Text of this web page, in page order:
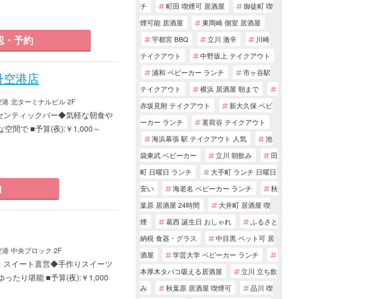
予約
港店
北ターミナルビル 2F
ティックバー◆気軽な朝食や
間で ■予算(夜):￥1,000～
中央ブロック 2F
イート直営◆手作りスイーツ
ったり堪能 ■予算(夜):￥1,000
チ
町田 喫煙可 居酒屋
御徒町 喫
煙可能 居酒屋
東岡崎 個室 居酒屋
宇都宮 BBQ
立川 激辛
川崎
テイクアウト
中野坂上 テイクアウト
浦和 ベビーカー ランチ
市ヶ谷駅
テイクアウト
横浜 居酒屋 朝まで
赤坂見附 テイクアウト
新大久保 ベビ
ーカー ランチ
茗荷谷 テイクアウト
海浜幕張 駅 テイクアウト 人気
池
袋東武 ベビーカー
立川 朝飲み
田
町 日曜日 ランチ
大手町 ランチ 日曜日
安い
海老名 ベビーカー ランチ
秋
葉原 居酒屋 24時間
大井町 居酒屋 喫
煙
葛西 誕生日 おしゃれ
ふるさと
納税 食器・グラス
中目黒 ペット可 居
酒屋
学芸大学 ベビーカー ランチ
本厚木タバコ吸える居酒屋
立川 立ち飲
み
秋葉原 居酒屋 喫煙可
品川 喫